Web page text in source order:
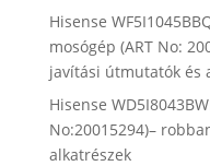
Hisense
mosógép (ART No:
javítási útmutatók és
Hisense
No:20015294)–
alkatrészek